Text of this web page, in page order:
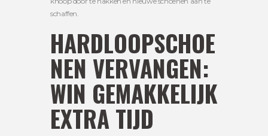
schaffen.
HARDLOOPSCHOE
NEN VERVANGEN:
WIN GEMAKKELIJK
EXTRA TIJD